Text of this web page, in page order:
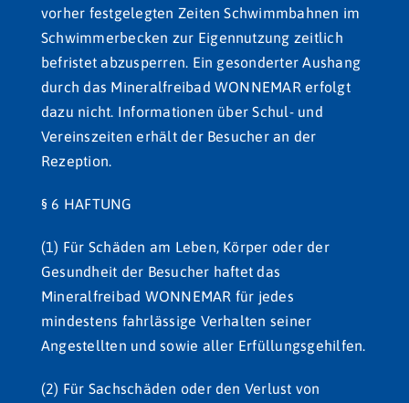
vorher festgelegten Zeiten Schwimmbahnen im
Schwimmerbecken zur Eigennutzung zeitlich
befristet abzusperren. Ein gesonderter Aushang
durch das Mineralfreibad WONNEMAR erfolgt
dazu nicht. Informationen über Schul- und
Vereinszeiten erhält der Besucher an der
Rezeption.
§ 6 HAFTUNG
(1) Für Schäden am Leben, Körper oder der
Gesundheit der Besucher haftet das
Mineralfreibad WONNEMAR für jedes
mindestens fahrlässige Verhalten seiner
Angestellten und sowie aller Erfüllungsgehilfen.
(2) Für Sachschäden oder den Verlust von